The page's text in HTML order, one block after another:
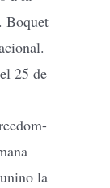
Boquet –
25 de
la